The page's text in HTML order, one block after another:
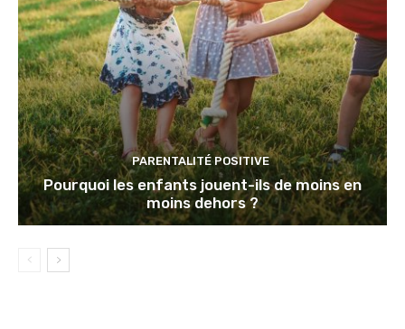
PARENTALITÉ POSITIVE
Pourquoi les enfants jouent-ils de moins en
moins dehors ?